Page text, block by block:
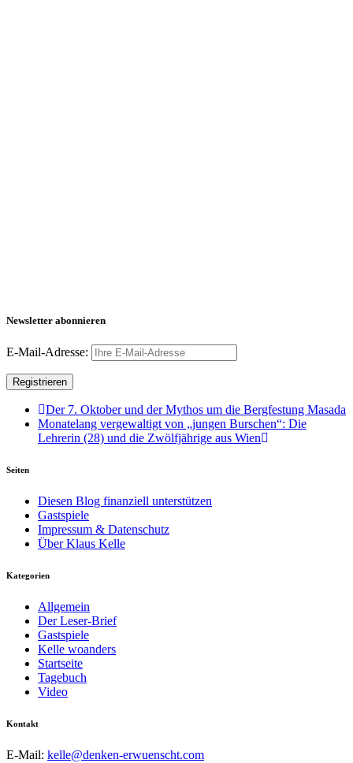
Newsletter abonnieren
E-Mail-Adresse:
Der 7. Oktober und der Mythos um die Bergfestung Masada
Monatelang vergewaltigt von „jungen Burschen“: Die
Lehrerin (28) und die Zwölfjährige aus Wien
Seiten
Diesen Blog finanziell unterstützen
Gastspiele
Impressum & Datenschutz
Über Klaus Kelle
Kategorien
Allgemein
Der Leser-Brief
Gastspiele
Kelle woanders
Startseite
Tagebuch
Video
Kontakt
E-Mail: kelle@denken-erwuenscht.com